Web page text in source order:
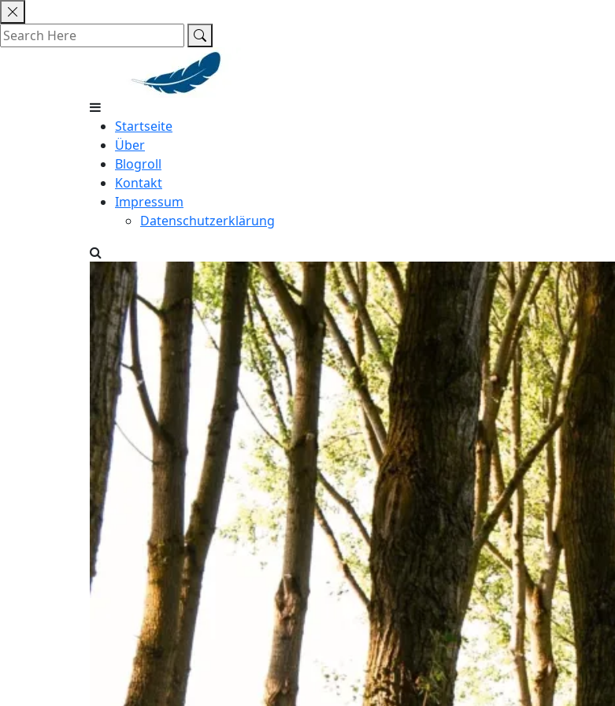
Skip
to
content
Startseite
Über
Blogroll
Kontakt
Impressum
Datenschutzerklärung